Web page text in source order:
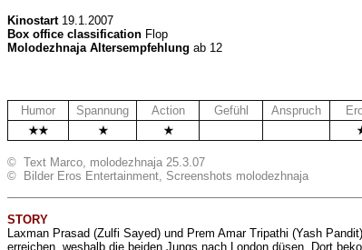
Kinostart19.1.2007
Box office classification Flop
Molodezhnaja Altersempfehlung ab 12
Humor Spannung Action Gefühl Anspruch
© Text Marco, molodezhnaja 25.3.07
© Bilder Eros Entertainment, Screenshots molodezhnaja
STORY
Laxman Prasad (Zulfi Sayed) und Prem Amar Tripathi (Yash
erreichen, weshalb die beiden Jungs nach London düsen. Dort